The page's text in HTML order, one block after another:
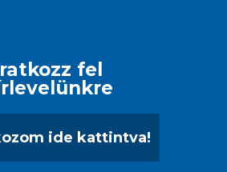
fel
ide kattintva!